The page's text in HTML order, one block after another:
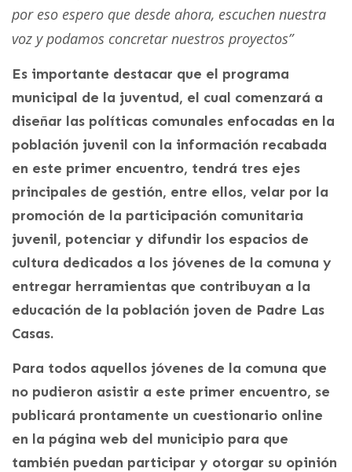
por eso espero que desde ahora, escuchen nuestra
voz y podamos concretar nuestros proyectos”
Es importante destacar que el programa
municipal de la juventud, el cual comenzará a
diseñar las políticas comunales enfocadas en la
población juvenil con la información recabada
en este primer encuentro, tendrá tres ejes
principales de gestión, entre ellos, velar por la
promoción de la participación comunitaria
juvenil, potenciar y difundir los espacios de
cultura dedicados a los jóvenes de la comuna y
entregar herramientas que contribuyan a la
educación de la población joven de Padre Las
Casas.
Para todos aquellos jóvenes de la comuna que
no pudieron asistir a este primer encuentro, se
publicará prontamente un cuestionario online
en la página web del municipio para que
también puedan participar y otorgar su opinión